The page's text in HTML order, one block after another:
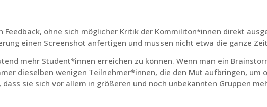
ohne sich möglicher Kritik der Kommiliton*innen direkt
einen Screenshot anfertigen und müssen nicht etwa die ganze
mehr Student*innen erreichen zu können. Wenn man ein
dieselben wenigen Teilnehmer*innen, die den Mut aufbringen, um
sie sich vor allem in größeren und noch unbekannten Gruppen